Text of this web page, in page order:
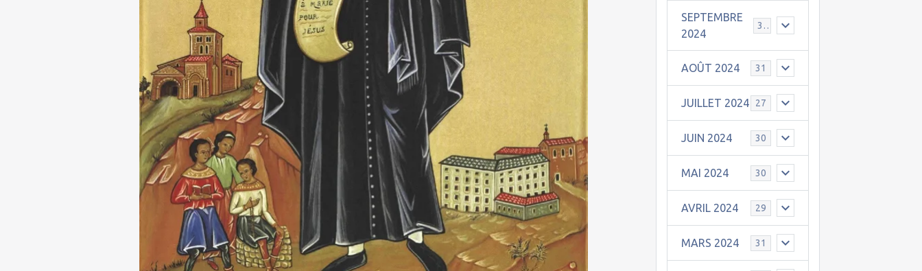
SEPTEMBRE
2024
30
AOÛT 2024 31
JUILLET 2024 27
JUIN 2024 30
MAI 2024 30
AVRIL 2024 29
MARS 2024 31